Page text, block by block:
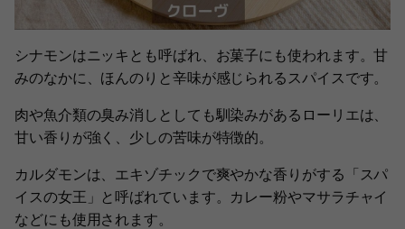
シナモンはニッキとも呼ばれ、お菓子にも使われます。甘
みのなかに、ほんのりと辛味が感じられるスパイスです。
肉や魚介類の臭み消しとしても馴染みがあるローリエは、
甘い香りが強く、少しの苦味が特徴的。
カルダモンは、エキゾチックで爽やかな香りがする「スパ
イスの女王」と呼ばれています。カレー粉やマサラチャイ
などにも使用されます。